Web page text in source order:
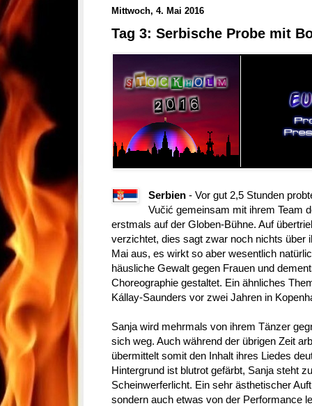
Mittwoch, 4. Mai 2016
Tag 3: Serbische Probe mit
Serbien- Vor gut 2,5 Stunden
Vučić gemeinsam mit ihrem Team
erstmals auf der Globen-Bühne. Auf
verzichtet, dies sagt zwar noch nichts über
Mai aus, es wirkt so aber wesentlich
häusliche Gewalt gegen Frauen und
Choreographie gestaltet. Ein ähnliches
Kállay-Saunders vor zwei Jahren in
Sanja wird mehrmals von ihrem Tänzer
sich weg. Auch während der übrigen Zeit
übermittelt somit den Inhalt ihres Liedes
Hintergrund ist blutrot gefärbt, Sanja steht
Scheinwerferlicht. Ein sehr ästhetischer
sondern auch etwas von der Performance